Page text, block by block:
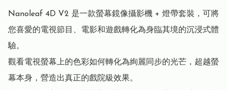
Nanoleaf 4D V2 是一款螢幕鏡像攝影機 + 燈帶套裝，可將
您喜愛的電視節目、電影和遊戲轉化為身臨其境的沉浸式體
驗。
觀看電視螢幕上的色彩如何轉化為絢麗同步的光芒，超越螢
幕本身，營造出真正的戲院級效果。